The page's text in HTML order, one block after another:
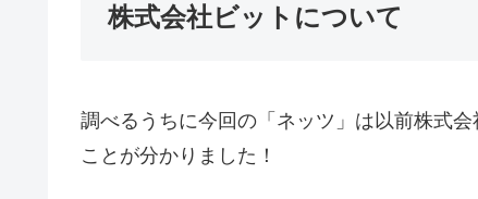
株式会社ビットについて
調べるうちに今回の「ネッツ」は以前株式
ことが分かりました！